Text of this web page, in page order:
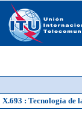
X.693 : Tecnología de